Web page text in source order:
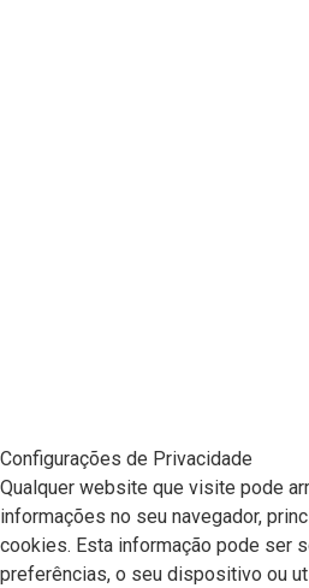
Configurações de Privacidade
Qualquer website que visite pode
informações no seu navegador,
cookies. Esta informação pode ser
preferências, o seu dispositivo ou